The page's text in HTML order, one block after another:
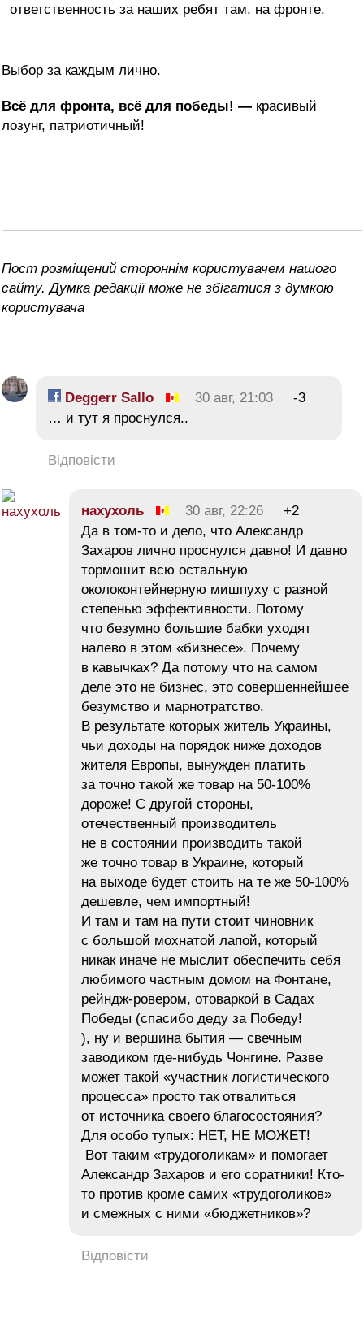
ответственность за наших ребят там, на фронте.
Выбор за каждым лично.
Всё для фронта, всё для победы! — красивый
лозунг, патриотичный!
Пост розміщений стороннім користувачем нашого
сайту. Думка редакції може не збігатися з думкою
користувача
Deggerr Sallo 30 авг, 21:03
-3
… и тут я проснулся..
Відповісти
нахухоль 30 авг, 22:26
+2
Да в том-то и дело, что Александр
Захаров лично проснулся давно! И давно
тормошит всю остальную
околоконтейнерную мишпуху с разной
степенью эффективности. Потому
что безумно большие бабки уходят
налево в этом «бизнесе». Почему
в кавычках? Да потому что на самом
деле это не бизнес, это совершеннейшее
безумство и марнотратство.
В результате которых житель Украины,
чьи доходы на порядок ниже доходов
жителя Европы, вынужден платить
за точно такой же товар на 50-100%
дороже! С другой стороны,
отечественный производитель
не в состоянии производить такой
же точно товар в Украине, который
на выходе будет стоить на те же 50-100%
дешевле, чем импортный!
И там и там на пути стоит чиновник
с большой мохнатой лапой, который
никак иначе не мыслит обеспечить себя
любимого частным домом на Фонтане,
рейндж-ровером, отоваркой в Садах
Победы (спасибо деду за Победу!
), ну и вершина бытия — свечным
заводиком где-нибудь Чонгине. Разве
может такой «участник логистического
процесса» просто так отвалиться
от источника своего благосостояния?
Для особо тупых: НЕТ, НЕ МОЖЕТ!
Вот таким «трудоголикам» и помогает
Александр Захаров и его соратники! Кто-
то против кроме самих «трудоголиков»
и смежных с ними «бюджетников»?
Відповісти